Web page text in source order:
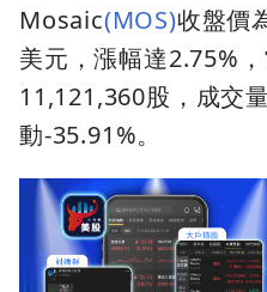
Mosaic(MOS)收盤價
美元，漲幅達2.75%
11,121,360股，成交
動-35.91%。